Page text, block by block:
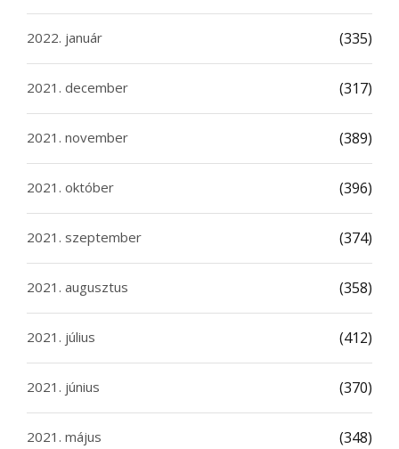
2022. január (335)
2021. december (317)
2021. november (389)
2021. október (396)
2021. szeptember (374)
2021. augusztus (358)
2021. július (412)
2021. június (370)
2021. május (348)